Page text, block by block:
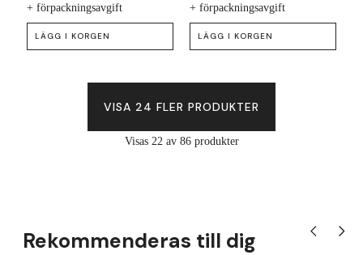
+ förpackningsavgift
LÄGG I KORGEN
+ förpackningsavgift
LÄGG I KORGEN
VISA 24 FLER PRODUKTER
Visas 22 av 86 produkter
Rekommenderas till dig Visa tidigare
Visa